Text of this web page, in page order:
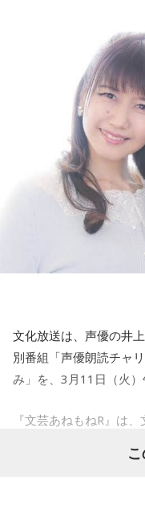
20250218_TOYOMU.jpg
20250218_Botsu_aka_NGS.jpg
没 aka NGS
20250218_Mars89.jpg
Mars89
一がナビゲーターを務
トとテクノロジーの祭
■開幕直前特番
『プロ野球開幕直前！
ゃう？！ レオ放談』公
左から）渡辺久信、堀
実施日時：2025年3月
【第1部】午後7時00
ホールからの公開生放送
【第2部】午後8時00
堀口文宏（あさりど／お
斉藤一美（文化放送ア
願い、開幕直前の3月
ねたイベントを決定。
放送日時:毎週火～金
長午後9時30分まで）
東尾修、山崎裕之、松
辻発彦、渡辺久信、荒
実 況：長谷川太、斉
スタジオアナウンサー
推奨ハッシュタグ：
https://
＊シーズン中のホーム
文化放送ライオンズナ
https://
組内で紹介。企画立ち
た声優・田中敦子さん
◆本チャリティ活動の
12日現在）
パーソナリティを務め
トしている。
「ほんの少しずつ歩ん
10遍の小説をすべて音
ができました。あたた
番組で、今までの成り
いただきたいと思いま
す」
番組では、リスナーか
anemone-
文化放送は、声優の井
別番組「声優朗読チャ
み」を、3月11日（火）
『文芸あねもねR』は
員会が、東日本大震災
ィオブックを配信し売